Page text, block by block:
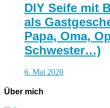
DIY Seife mit
als
Papa, Oma,
Schwester…)
6. Mai 2020
Über mich